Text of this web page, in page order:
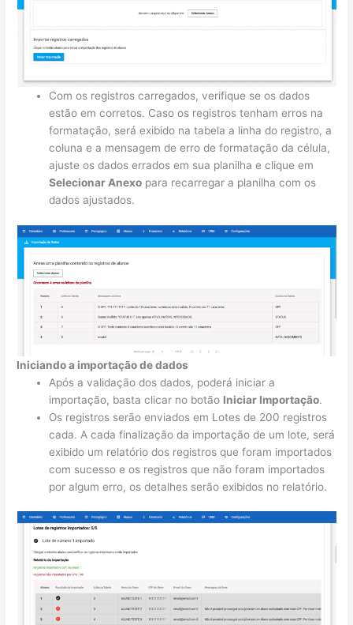
Com os registros carregados, verifique se os dados
estão em corretos. Caso os registros tenham erros na
formatação, será exibido na tabela a linha do registro, a
coluna e a mensagem de erro de formatação da célula,
ajuste os dados errados em sua planilha e clique em
Selecionar Anexo para recarregar a planilha com os
dados ajustados.
Iniciando a importação de dados
Após a validação dos dados, poderá iniciar a
importação, basta clicar no botão Iniciar Importação.
Os registros serão enviados em Lotes de 200 registros
cada. A cada finalização da importação de um lote, será
exibido um relatório dos registros que foram importados
com sucesso e os registros que não foram importados
por algum erro, os detalhes serão exibidos no relatório.